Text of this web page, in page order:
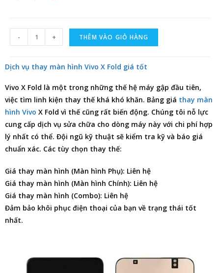
- + THÊM VÀO GIỎ HÀNG
Dịch vụ thay màn hình Vivo X Fold giá tốt
Vivo X Fold là một trong những thế hệ máy gập đầu tiên,
việc tìm linh kiện thay thế khá khó khăn. Bảng giá thay màn
hình Vivo X Fold vì thế cũng rất biến động. Chúng tôi nỗ lực
cung cấp dịch vụ sửa chữa cho dòng máy này với chi phí hợp
lý nhất có thể. Đội ngũ kỹ thuật sẽ kiểm tra kỹ và báo giá
chuẩn xác. Các tùy chọn thay thế:
Giá thay màn hình (Màn hình Phụ): Liên hệ
Giá thay màn hình (Màn hình Chính): Liên hệ
Giá thay màn hình (Combo): Liên hệ
Đảm bảo khôi phục điện thoại của bạn về trạng thái tốt
nhất.